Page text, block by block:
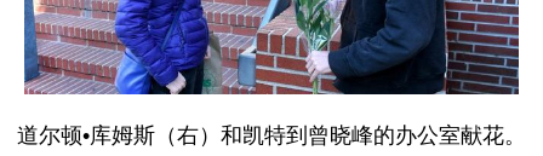
道尔顿•库姆斯（右）和凯特到曾晓峰的办公室献花。